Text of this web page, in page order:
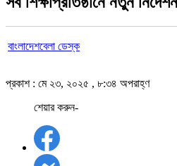
বাংলাদেশবেলা ডেস্ক
প্রকাশ : মে ২৩, ২০২৫ , ৮:৩৪ অপরাহ্ণ
শেয়ার করুন-